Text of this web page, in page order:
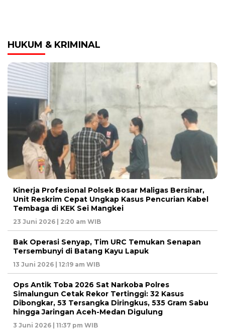
HUKUM & KRIMINAL
Kinerja Profesional Polsek Bosar Maligas Bersinar,
Unit Reskrim Cepat Ungkap Kasus Pencurian Kabel
Tembaga di KEK Sei Mangkei
23 Juni 2026 | 2:20 am WIB
Bak Operasi Senyap, Tim URC Temukan Senapan
Tersembunyi di Batang Kayu Lapuk
13 Juni 2026 | 12:19 am WIB
Ops Antik Toba 2026 Sat Narkoba Polres
Simalungun Cetak Rekor Tertinggi: 32 Kasus
Dibongkar, 53 Tersangka Diringkus, 535 Gram Sabu
hingga Jaringan Aceh-Medan Digulung
3 Juni 2026 | 11:37 pm WIB